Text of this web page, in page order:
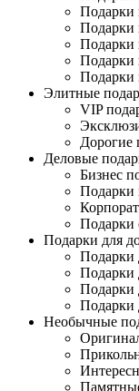
Подарки
Подарки
Подарки
Подарки
Подарки
Элитные
VIP
Дорогие
Деловые
Бизнес
Подарки
Подарки
Подарки для
Подарки
Подарки
Подарки
Подарки
Необычные